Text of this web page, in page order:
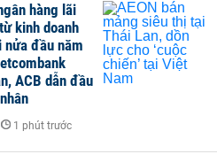
hàng lãi
kinh doanh
nửa đầu năm
ACB dẫn đầu
1 phút trước